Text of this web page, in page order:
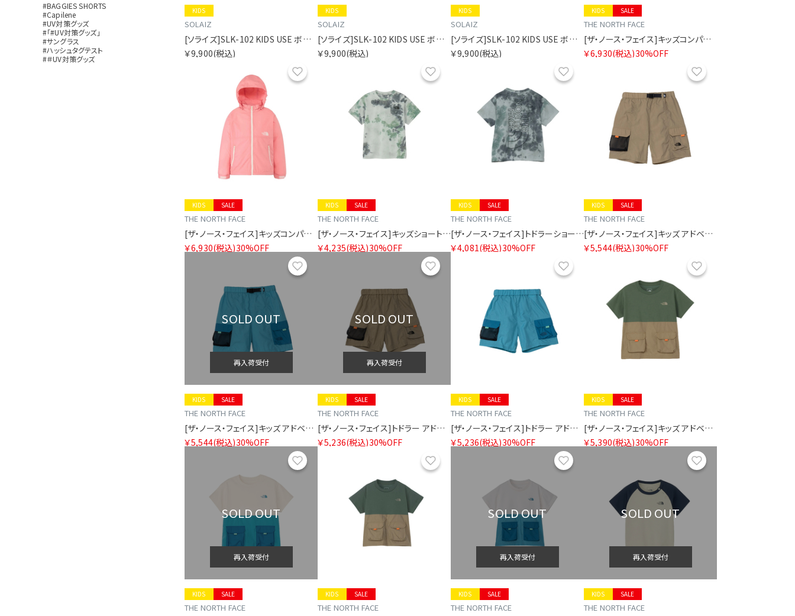
#BAGGIES SHORTS
#Capilene
#UV対策グッズ
#「#UV対策グッズ」
#サングラス
#ハッシュタグテスト
#＃UV対策グッズ
KIDS
SOLAIZ
[ソライズ]SLK-102 KIDS USE ボストン
￥9,900(税込)
KIDS
SOLAIZ
[ソライズ]SLK-102 KIDS USE ボストン
￥9,900(税込)
KIDS
SOLAIZ
[ソライズ]SLK-102 KIDS USE ボストン
￥9,900(税込)
SALE
KIDS
THE NORTH FACE
[ザ・ノース・フェイス]キッズコンパクトジャケット
￥6,930(税込)30%OFF
SALE
KIDS
THE NORTH FACE
[ザ・ノース・フェイス]キッズコンパクトジャケット
￥6,930(税込)30%OFF
SALE
KIDS
THE NORTH FACE
[ザ・ノース・フェイス]キッズショートスリーブノベルティビッグルートティー
￥4,235(税込)30%OFF
SALE
KIDS
THE NORTH FACE
[ザ・ノース・フェイス]トドラーショートスリーブノベルティビッグルートティー
￥4,081(税込)30%OFF
SALE
KIDS
THE NORTH FACE
[ザ・ノース・フェイス]キッズ アドベンチャーショート
￥5,544(税込)30%OFF
SOLD OUT
再入荷受付
SALE
KIDS
THE NORTH FACE
[ザ・ノース・フェイス]キッズ アドベンチャーショート
￥5,544(税込)30%OFF
SOLD OUT
再入荷受付
SALE
KIDS
THE NORTH FACE
[ザ・ノース・フェイス]トドラー アドベンチャーショート
￥5,236(税込)30%OFF
SALE
KIDS
THE NORTH FACE
[ザ・ノース・フェイス]トドラー アドベンチャーショート
￥5,236(税込)30%OFF
SALE
KIDS
THE NORTH FACE
[ザ・ノース・フェイス]キッズ アドベンチャーティー
￥5,390(税込)30%OFF
SOLD OUT
再入荷受付
SALE
KIDS
THE NORTH FACE
SALE
KIDS
THE NORTH FACE
SOLD OUT
再入荷受付
SALE
KIDS
THE NORTH FACE
SOLD OUT
再入荷受付
SALE
KIDS
THE NORTH FACE